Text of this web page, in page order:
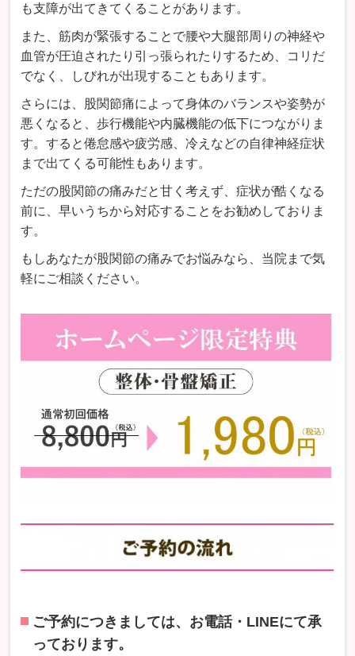
も支障が出てきてくることがあります。
また、筋肉が緊張することで腰や大腿部周りの神経や
血管が圧迫されたり引っ張られたりするため、コリだ
でなく、しびれが出現することもあります。
さらには、股関節痛によって身体のバランスや姿勢が
悪くなると、歩行機能や内臓機能の低下につながりま
す。すると倦怠感や疲労感、冷えなどの自律神経症状
まで出てくる可能性もあります。
ただの股関節の痛みだと甘く考えず、症状が酷くなる
前に、早いうちから対応することをお勧めしておりま
す。
もしあなたが股関節の痛みでお悩みなら、当院まで気
軽にご相談ください。
ご予約につきましては、お電話・LINEにて承
っております。